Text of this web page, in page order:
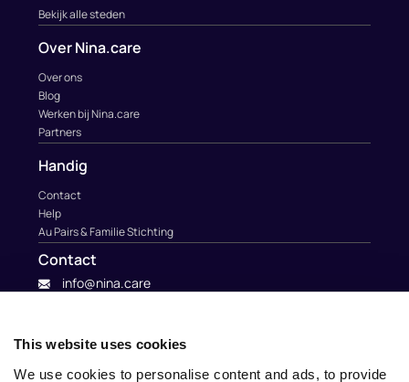
This website uses cookies
We use cookies to personalise content and ads, to provide
Bekijk alle steden
Over Nina.care
Over ons
Blog
Werken bij Nina.care
Partners
Handig
Contact
Help
Au Pairs & Familie Stichting
Contact
info@nina.care